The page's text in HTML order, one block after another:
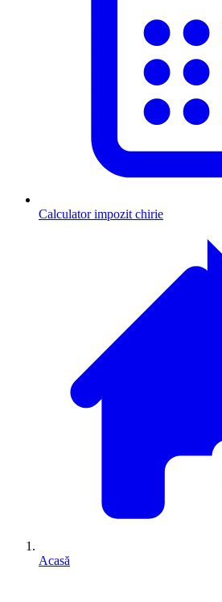
Calculator impozit chirie
Acasă